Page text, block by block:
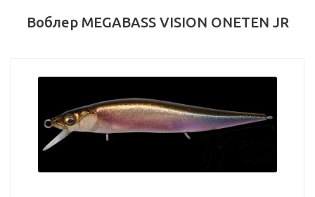
Воблер MEGABASS VISION ONETEN JR